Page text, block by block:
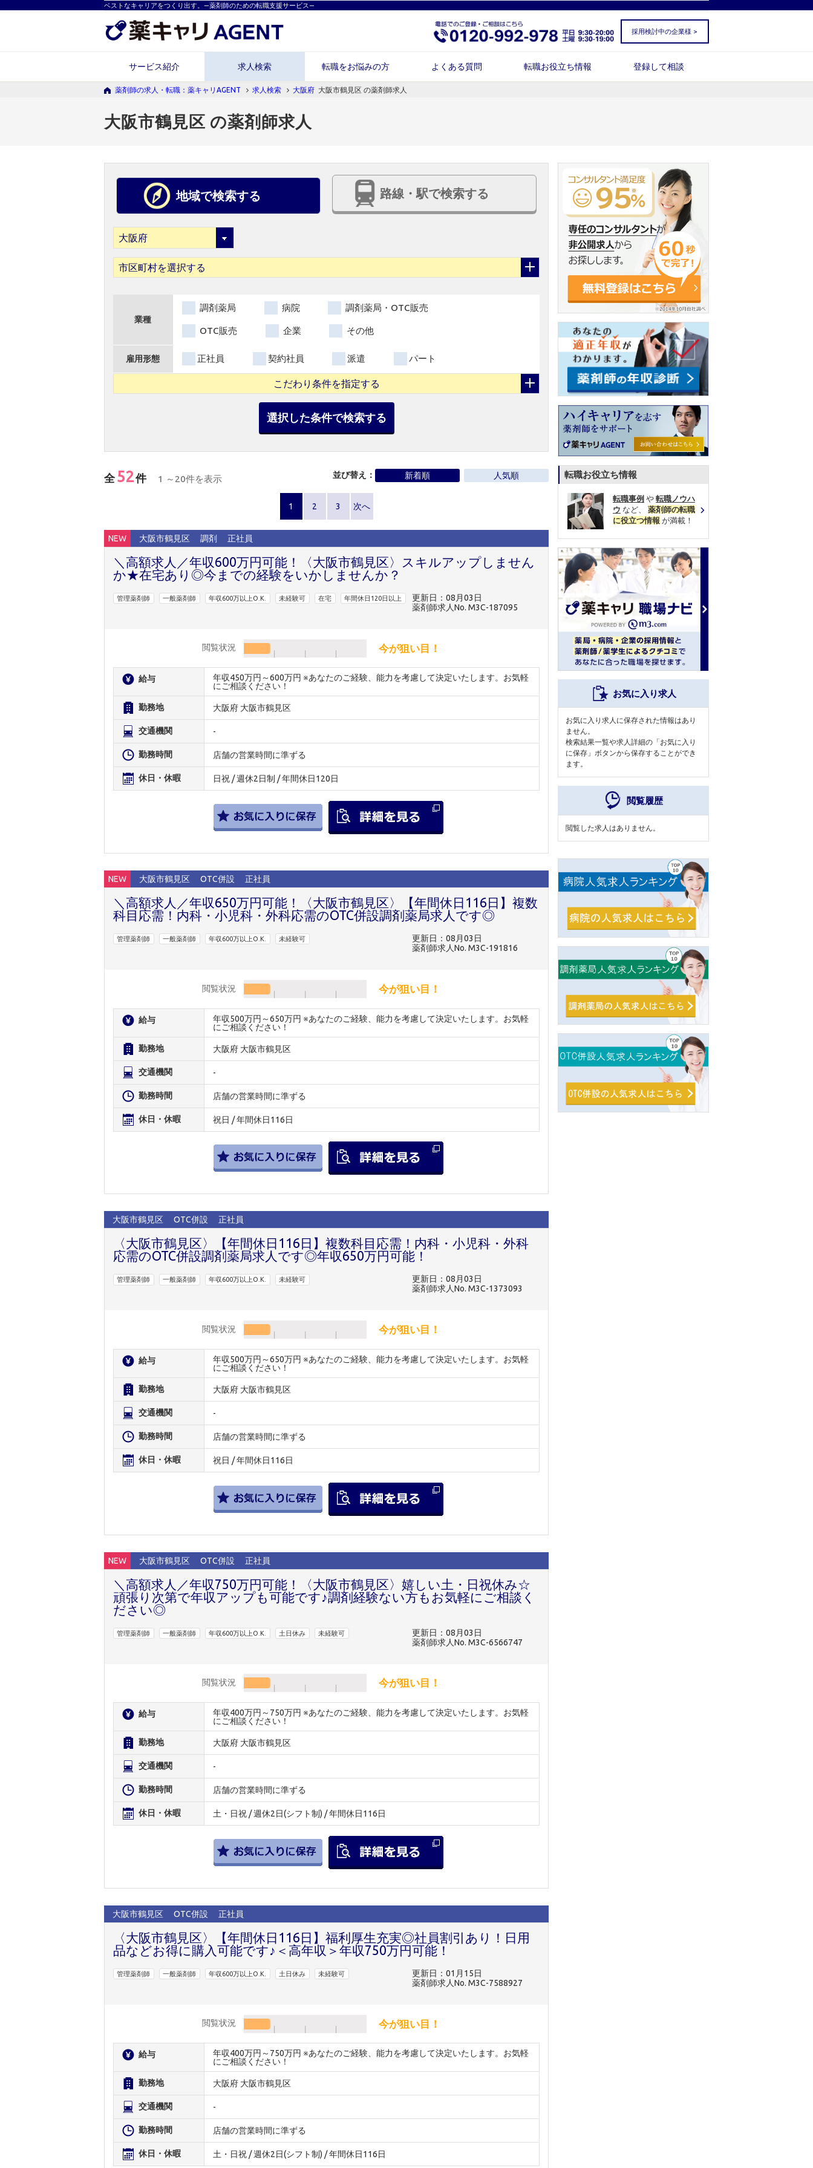
ベストなキャリアをつくり出す。―薬剤師のための転職支援サービス―
採用検討中の企業様 >
サービス紹介 求人検索 転職をお悩みの方 よくある質問 転職お役立ち情報 登録して相談
薬剤師の求人・転職：薬キャリAGENT 求人検索 大阪府 大阪市鶴見区 の薬剤師求人
大阪市鶴見区 の薬剤師求人
地域で検索する 路線・駅で検索する
市区町村を選択する
業種
調剤薬局 病院 調剤薬局・OTC販売
OTC販売 企業 その他
雇用形態 正社員 契約社員 派遣 パート
こだわり条件を指定する
選択した条件で検索する
全 52件 1 ～20件を表示 並び替え： 新着順 人気順
1 2 3 次へ
NEW 大阪市鶴見区 調剤 正社員
＼高額求人／年収600万円可能！〈大阪市鶴見区〉スキルアップしません
か★在宅あり◎今までの経験をいかしませんか？
管理薬剤師 一般薬剤師 年収600万以上O.K. 未経験可 在宅 年間休日120日以上
更新日：08月03日
薬剤師求人No. M3C-187095
閲覧状況 今が狙い目！
給与
年収450万円～600万円 ※あなたのご経験、能力を考慮して決定いたします。お気軽
にご相談ください！
勤務地 大阪府 大阪市鶴見区
交通機関 -
勤務時間 店舗の営業時間に準ずる
休日・休暇 日祝 / 週休2日制 / 年間休日120日
NEW 大阪市鶴見区 OTC併設 正社員
＼高額求人／年収650万円可能！〈大阪市鶴見区〉【年間休日116日】複数
科目応需！内科・小児科・外科応需のOTC併設調剤薬局求人です◎
管理薬剤師 一般薬剤師 年収600万以上O.K. 未経験可
更新日：08月03日
薬剤師求人No. M3C-191816
閲覧状況 今が狙い目！
給与
年収500万円～650万円 ※あなたのご経験、能力を考慮して決定いたします。お気軽
にご相談ください！
勤務地 大阪府 大阪市鶴見区
交通機関 -
勤務時間 店舗の営業時間に準ずる
休日・休暇 祝日 / 年間休日116日
大阪市鶴見区 OTC併設 正社員
〈大阪市鶴見区〉【年間休日116日】複数科目応需！内科・小児科・外科
応需のOTC併設調剤薬局求人です◎年収650万円可能！
管理薬剤師 一般薬剤師 年収600万以上O.K. 未経験可
更新日：08月03日
薬剤師求人No. M3C-1373093
閲覧状況 今が狙い目！
給与
年収500万円～650万円 ※あなたのご経験、能力を考慮して決定いたします。お気軽
にご相談ください！
勤務地 大阪府 大阪市鶴見区
交通機関 -
勤務時間 店舗の営業時間に準ずる
休日・休暇 祝日 / 年間休日116日
NEW 大阪市鶴見区 OTC併設 正社員
＼高額求人／年収750万円可能！〈大阪市鶴見区〉嬉しい土・日祝休み☆
頑張り次第で年収アップも可能です♪調剤経験ない方もお気軽にご相談く
ださい◎
管理薬剤師 一般薬剤師 年収600万以上O.K. 土日休み 未経験可
更新日：08月03日
薬剤師求人No. M3C-6566747
閲覧状況 今が狙い目！
給与
年収400万円～750万円 ※あなたのご経験、能力を考慮して決定いたします。お気軽
にご相談ください！
勤務地 大阪府 大阪市鶴見区
交通機関 -
勤務時間 店舗の営業時間に準ずる
休日・休暇 土・日祝 / 週休2日(シフト制) / 年間休日116日
大阪市鶴見区 OTC併設 正社員
〈大阪市鶴見区〉【年間休日116日】福利厚生充実◎社員割引あり！日用
品などお得に購入可能です♪＜高年収＞年収750万円可能！
管理薬剤師 一般薬剤師 年収600万以上O.K. 土日休み 未経験可
更新日：01月15日
薬剤師求人No. M3C-7588927
閲覧状況 今が狙い目！
給与
年収400万円～750万円 ※あなたのご経験、能力を考慮して決定いたします。お気軽
にご相談ください！
勤務地 大阪府 大阪市鶴見区
交通機関 -
勤務時間 店舗の営業時間に準ずる
休日・休暇 土・日祝 / 週休2日(シフト制) / 年間休日116日
転職お役立ち情報
転職事例 や 転職ノウハ
ウ など、 薬剤師の転職
に役立つ情報 が満載！
お気に入り求人
お気に入り求人に保存された情報はあり
ません。
検索結果一覧や求人詳細の「お気に入り
に保存」ボタンから保存することができ
ます。
閲覧履歴
閲覧した求人はありません。